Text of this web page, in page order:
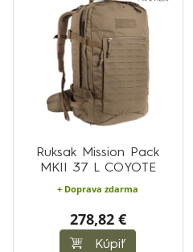
Ruksak Mission Pack
MKII 37 L COYOTE
+ Doprava zdarma
278,82 €
Kúpiť